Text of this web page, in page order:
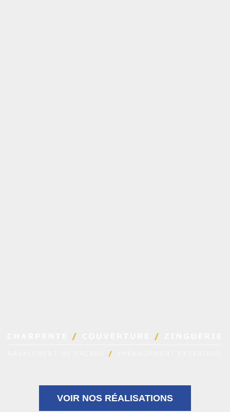
VOIR NOS RÉALISATIONS